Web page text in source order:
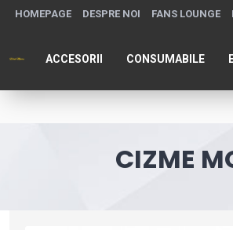
HOMEPAGE DESPRE NOI FANS LOUNGE
ACCESORII CONSUMABILE
CIZME